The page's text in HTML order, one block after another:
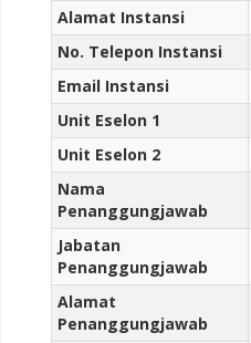
Alamat Instansi
No. Telepon Instansi
Email Instansi
Unit Eselon 1
Unit Eselon 2
Nama
Penanggungjawab
Jabatan
Penanggungjawab
Alamat
Penanggungjawab